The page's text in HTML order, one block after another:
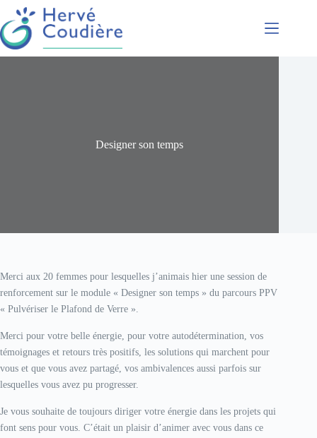
AccompagnementDesigner son temps
Merci aux 20 femmes pour lesquelles j’animais hier une session de
renforcement sur le module « Designer son temps » du parcours PPV
« Pulvériser le Plafond de Verre ».
Merci pour votre belle énergie, pour votre autodétermination, vos
témoignages et retours très positifs, les solutions qui marchent pour
vous et que vous avez partagé, vos ambivalences aussi parfois sur
lesquelles vous avez pu progresser.
Je vous souhaite de toujours diriger votre énergie dans les projets qui
font sens pour vous. C’était un plaisir d’animer avec vous dans ce